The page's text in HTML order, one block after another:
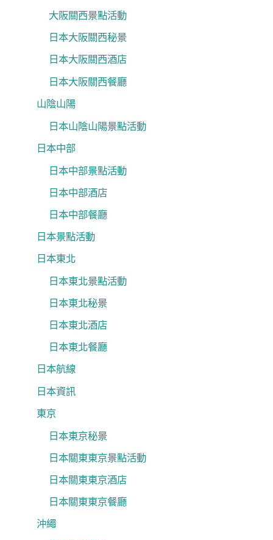
大阪關西景點活動
日本大阪關西秘景
日本大阪關西酒店
日本大阪關西餐廳
山陰山陽
日本山陰山陽景點活動
日本中部
日本中部景點活動
日本中部酒店
日本中部餐廳
日本景點活動
日本東北
日本東北景點活動
日本東北秘景
日本東北酒店
日本東北餐廳
日本航線
日本資訊
東京
日本東京秘景
日本關東東京景點活動
日本關東東京酒店
日本關東東京餐廳
沖繩